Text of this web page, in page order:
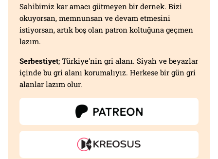
Sahibimiz kar amacı gütmeyen bir dernek. Bizi
okuyorsan, memnunsan ve devam etmesini
istiyorsan, artık boş olan patron koltuğuna geçmen
lazım.
Serbestiyet; Türkiye'nin gri alanı. Siyah ve beyazlar
içinde bu gri alanı korumalıyız. Herkese bir gün gri
alanlar lazım olur.